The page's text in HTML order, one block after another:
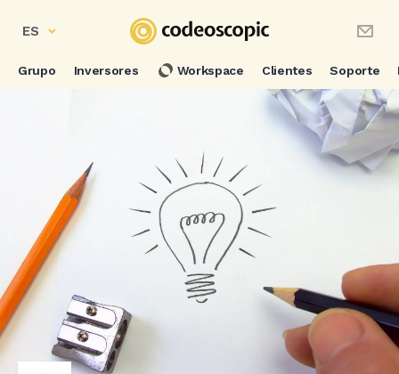
ES
Grupo Inversores Workspace Clientes Soporte